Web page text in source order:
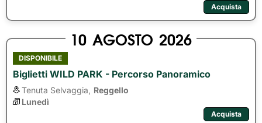
Acquista
10 AGOSTO 2026
DISPONIBILE
Biglietti WILD PARK - Percorso Panoramico
Tenuta Selvaggia,
Reggello
Lunedì
Acquista